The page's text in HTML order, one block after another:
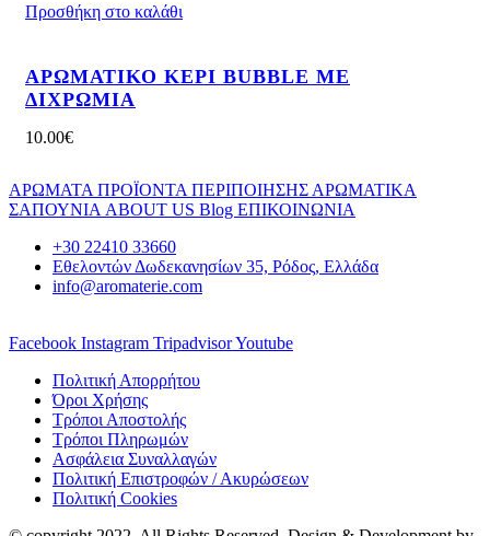
Προσθήκη στο καλάθι
ΑΡΩΜΑΤΙΚΟ ΚΕΡΙ BUBBLE ΜΕ
ΔΙΧΡΩΜΙΑ
10.00€
ΑΡΩΜΑΤΑ ΠΡΟΪΟΝΤΑ ΠΕΡΙΠΟΙΗΣΗΣ ΑΡΩΜΑΤΙΚΑ
ΣΑΠΟΥΝΙΑ ABOUT US Blog ΕΠΙΚΟΙΝΩΝΙΑ
+30 22410 33660
Εθελοντών Δωδεκανησίων 35, Ρόδος, Ελλάδα
info@aromaterie.com
Facebook Instagram TripadvisorYoutube
Πολιτική Απορρήτου
Όροι Χρήσης
Τρόποι Αποστολής
Τρόποι Πληρωμών
Ασφάλεια Συναλλαγών
Πολιτική Επιστροφών / Ακυρώσεων
Πολιτική Cookies